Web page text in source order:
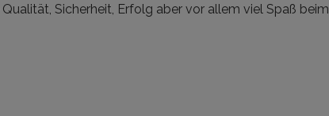
Sicherheit, Erfolg aber vor allem viel Spaß beim